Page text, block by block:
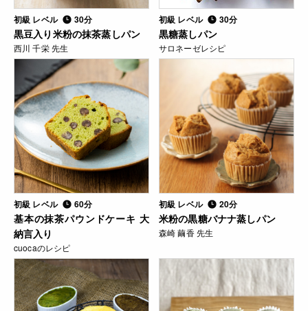
初級 レベル 30分
黒豆入り米粉の抹茶蒸しパン
西川 千栄 先生
初級 レベル 30分
黒糖蒸しパン
サロネーゼレシピ
初級 レベル 60分
基本の抹茶パウンドケーキ 大
納言入り
cuocaのレシピ
初級 レベル 20分
米粉の黒糖バナナ蒸しパン
森崎 繭香 先生